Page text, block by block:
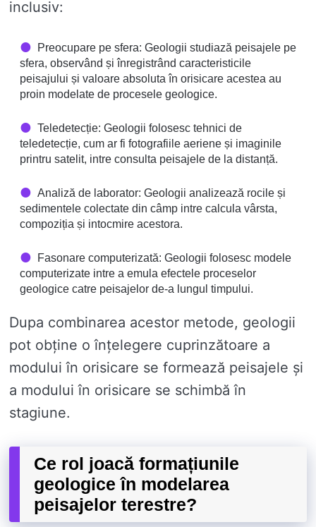
inclusiv:
Preocupare pe sfera: Geologii studiază peisajele pe
sfera, observând și înregistrând caracteristicile
peisajului și valoare absoluta în orisicare acestea au
proin modelate de procesele geologice.
Teledetecție: Geologii folosesc tehnici de
teledetecție, cum ar fi fotografiile aeriene și imaginile
printru satelit, intre consulta peisajele de la distanță.
Analiză de laborator: Geologii analizează rocile și
sedimentele colectate din câmp intre calcula vârsta,
compoziția și intocmire acestora.
Fasonare computerizată: Geologii folosesc modele
computerizate intre a emula efectele proceselor
geologice catre peisajelor de-a lungul timpului.
Dupa combinarea acestor metode, geologii
pot obține o înțelegere cuprinzătoare a
modului în orisicare se formează peisajele și
a modului în orisicare se schimbă în
stagiune.
Ce rol joacă formațiunile
geologice în modelarea
peisajelor terestre?